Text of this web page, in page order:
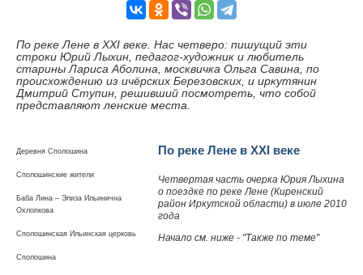
По реке Лене в XXI веке. Нас четверо: пишущий эти
строки Юрий Лыхин, педагог-художник и любитель
старины Лариса Аболина, москвичка Ольга Савина, по
происхождению из ичёрских Березовских, и иркутянин
Дмитрий Ступин, решивший посмотреть, что собой
представляют ленские места.
Деревня Сполошина
Сполошинские жители
Баба Лина – Элиза Ильинична
Охлопкова
Сполошинская Ильинская церковь
Сполошина
По реке Лене в XXI веке
Четвертая часть очерка Юрия Лыхина
о поездке по реке Лене (Киренский
район Иркутской области) в июле 2010
года
Начало см. ниже - "Также по теме"